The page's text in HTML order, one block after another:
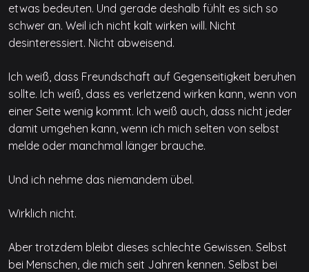
etwas bedeuten. Und gerade deshalb fühlt es sich so
schwer an. Weil ich nicht kalt wirken will. Nicht
desinteressiert. Nicht abweisend.
Ich weiß, dass Freundschaft auf Gegenseitigkeit beruhen
sollte. Ich weiß, dass es verletzend wirken kann, wenn von
einer Seite wenig kommt. Ich weiß auch, dass nicht jeder
damit umgehen kann, wenn ich mich selten von selbst
melde oder manchmal länger brauche.
Und ich nehme das niemandem übel.
Wirklich nicht.
Aber trotzdem bleibt dieses schlechte Gewissen. Selbst
bei Menschen, die mich seit Jahren kennen. Selbst bei